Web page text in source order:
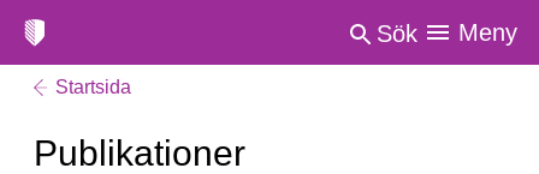
Sök Meny
Startsida
Publikationer